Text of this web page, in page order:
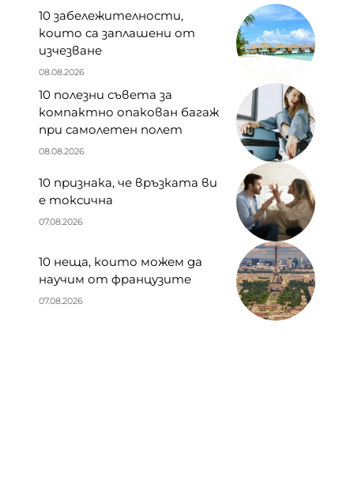
10 забележителности,
които са заплашени от
изчезване
08.08.2026
10 полезни съвета за
компактно опакован багаж
при самолетен полет
08.08.2026
10 признака, че връзката ви
е токсична
07.08.2026
10 неща, които можем да
научим от французите
07.08.2026